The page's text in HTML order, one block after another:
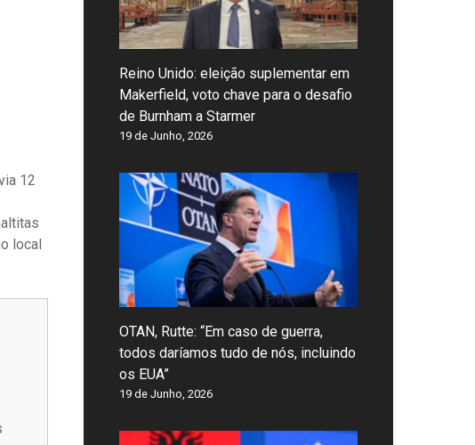
12
local
Reino Unido: eleição suplementar em
Makerfield, voto chave para o desafio
de Burnham a Starmer
19 de Junho, 2026
OTAN, Rutte: “Em caso de guerra,
todos daríamos tudo de nós, incluindo
os EUA”
19 de Junho, 2026